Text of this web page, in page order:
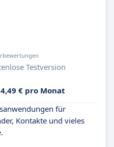
Testversion
4,49 € pro Monat
für
Kontakte und vieles